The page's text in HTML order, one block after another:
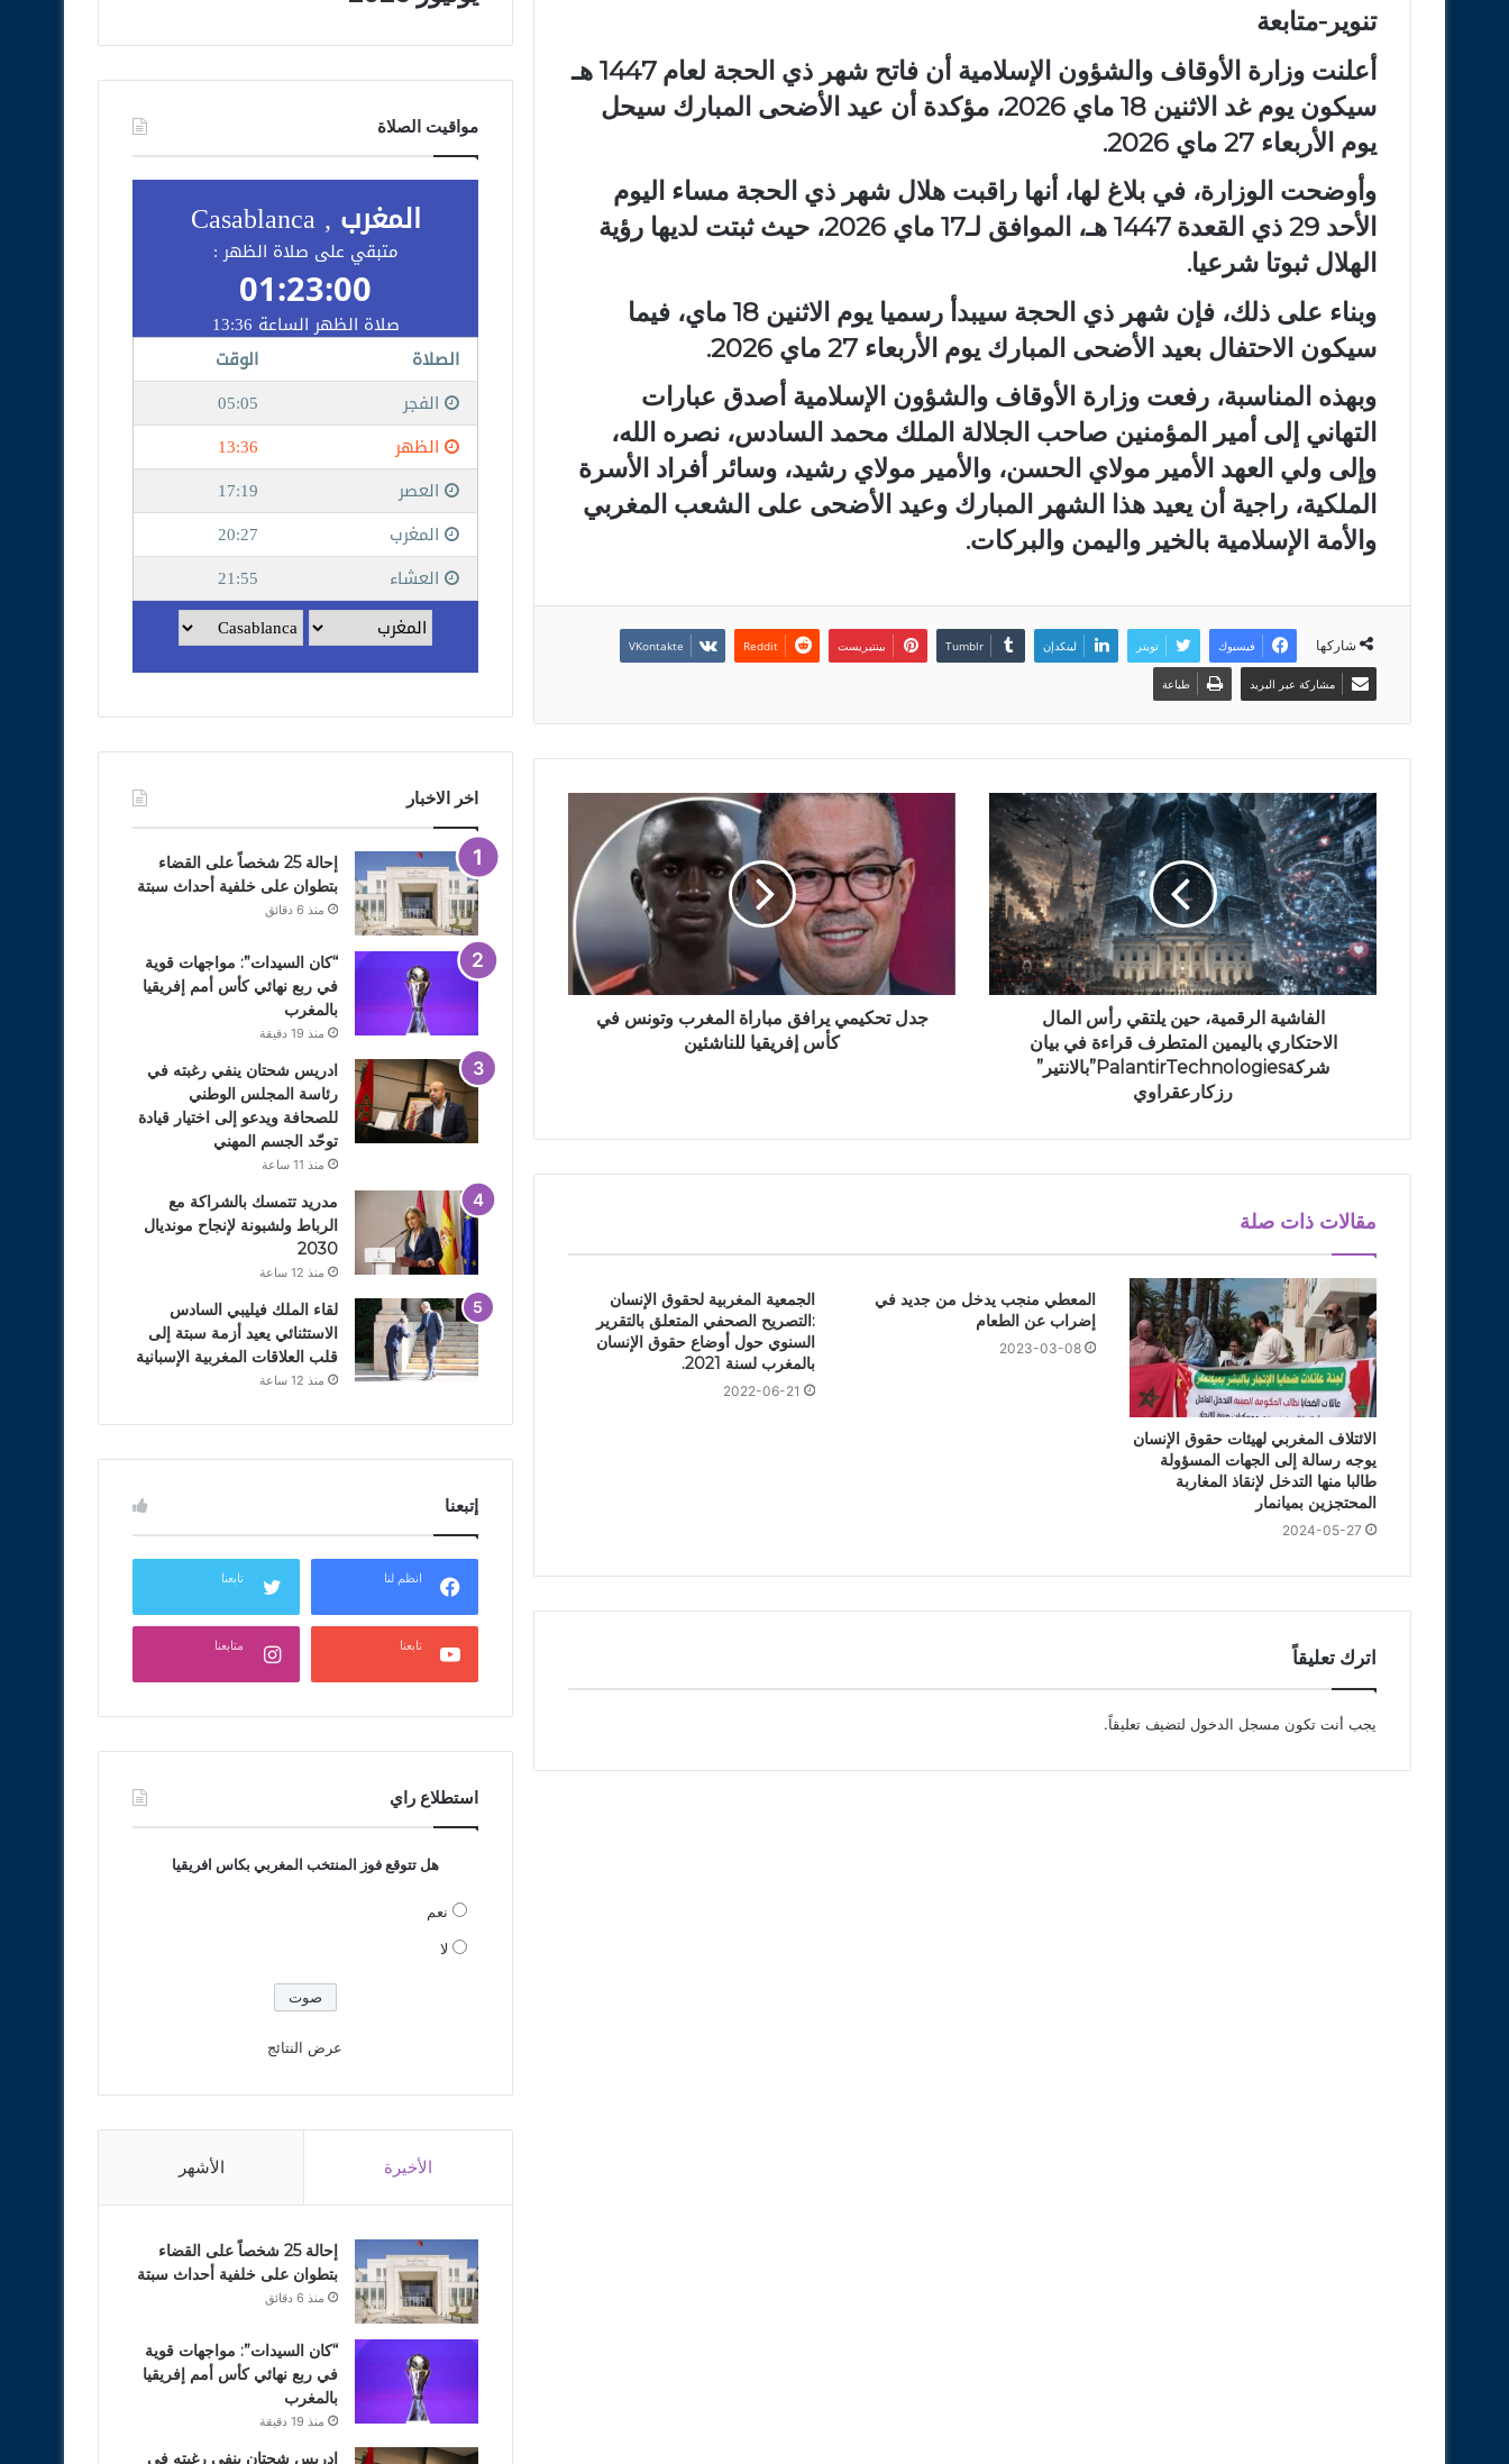
تنوير-متابعة
أعلنت وزارة الأوقاف والشؤون الإسلامية أن فاتح شهر ذي الحجة لعام 1447 هـ
سيكون يوم غد الاثنين 18 ماي 2026، مؤكدة أن عيد الأضحى المبارك سيحل
يوم الأربعاء 27 ماي 2026.
وأوضحت الوزارة، في بلاغ لها، أنها راقبت هلال شهر ذي الحجة مساء اليوم
الأحد 29 ذي القعدة 1447 هـ، الموافق لـ17 ماي 2026، حيث ثبتت لديها رؤية
الهلال ثبوتا شرعيا.
وبناء على ذلك، فإن شهر ذي الحجة سيبدأ رسميا يوم الاثنين 18 ماي، فيما
سيكون الاحتفال بعيد الأضحى المبارك يوم الأربعاء 27 ماي 2026.
وبهذه المناسبة، رفعت وزارة الأوقاف والشؤون الإسلامية أصدق عبارات
التهاني إلى أمير المؤمنين صاحب الجلالة الملك محمد السادس، نصره الله،
وإلى ولي العهد الأمير مولاي الحسن، والأمير مولاي رشيد، وسائر أفراد الأسرة
الملكية، راجية أن يعيد هذا الشهر المبارك وعيد الأضحى على الشعب المغربي
والأمة الإسلامية بالخير واليمن والبركات.
شاركها فيسبوك تويتر لينكدإن بينتيريست
مشاركة عبر البريد طباعة
الفاشية الرقمية، حين يلتقي رأس المال
الاحتكاري باليمين المتطرف قراءة في بيان
شركةPalantirTechnologies”بالانتير”
رزكارعقراوي
جدل تحكيمي يرافق مباراة المغرب وتونس في
كأس إفريقيا للناشئين
مقالات ذات صلة
الائتلاف المغربي لهيئات حقوق الإنسان
يوجه رسالة إلى الجهات المسؤولة
طالبا منها التدخل لإنقاذ المغاربة
المحتجزين بميانمار
2024-05-27
المعطي منجب يدخل من جديد في
إضراب عن الطعام
2023-03-08
الجمعية المغربية لحقوق الإنسان
:التصريح الصحفي المتعلق بالتقرير
السنوي حول أوضاع حقوق الإنسان
بالمغرب لسنة 2021.
2022-06-21
اترك تعليقاً
يجب أنت تكون مسجل الدخول لتضيف تعليقاً.
مواقيت الصلاة
اخر الاخبار
إحالة 25 شخصاً على القضاء
بتطوان على خلفية أحداث سبتة
منذ 6 دقائق
“كان السيدات”: مواجهات قوية
في ربع نهائي كأس أمم إفريقيا
بالمغرب
منذ 19 دقيقة
ادريس شحتان ينفي رغبته في
رئاسة المجلس الوطني
للصحافة ويدعو إلى اختيار قيادة
توحّد الجسم المهني
منذ 11 ساعة
مدريد تتمسك بالشراكة مع
الرباط ولشبونة لإنجاح مونديال
2030
منذ 12 ساعة
لقاء الملك فيليبي السادس
الاستثنائي يعيد أزمة سبتة إلى
قلب العلاقات المغربية الإسبانية
منذ 12 ساعة
إتبعنا
انظم لنا تابعنا
تابعنا متابعنا
استطلاع راي
هل تتوقع فوز المنتخب المغربي بكاس افريقيا
نعم
لا
عرض النتائج
الأخيرة الأشهر
إحالة 25 شخصاً على القضاء
بتطوان على خلفية أحداث سبتة
منذ 6 دقائق
“كان السيدات”: مواجهات قوية
في ربع نهائي كأس أمم إفريقيا
بالمغرب
منذ 19 دقيقة
ادريس شحتان ينفي رغبته في